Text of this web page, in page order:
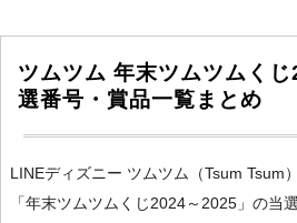
ツムツム 年末ツムツムく
選番号・賞品一覧まとめ
LINEディズニー ツムツム（Tsum Tsum
「年末ツムツムくじ2024～2025」の当